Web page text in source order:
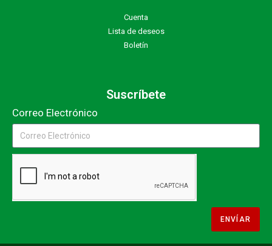
Cuenta
Lista de deseos
Boletín
Suscríbete
Correo Electrónico
ENVÍAR